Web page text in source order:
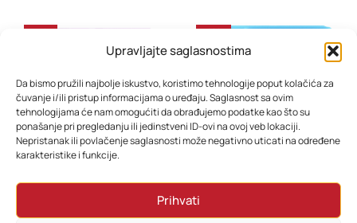
Upravljajte saglasnostima
Da bismo pružili najbolje iskustvo, koristimo tehnologije poput kolačića za
čuvanje i/ili pristup informacijama o uređaju. Saglasnost sa ovim
tehnologijama će nam omogućiti da obrađujemo podatke kao što su
ponašanje pri pregledanju ili jedinstveni ID-ovi na ovoj veb lokaciji.
Nepristanak ili povlačenje saglasnosti može negativno uticati na određene
karakteristike i funkcije.
Prihvati
-31% -28%